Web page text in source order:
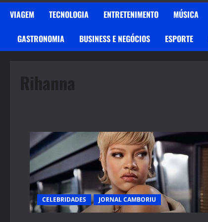
VIAGEM TECNOLOGIA ENTRETENIMENTO MÚSICA
GASTRONOMIA BUSINESS E NEGÓCIOS ESPORTE
Rihanna
CELEBRIDADES JORNAL CAMBORIU